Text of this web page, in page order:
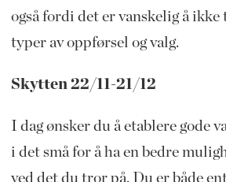
også fordi det er vanskelig å ikke
typer av oppførsel og valg.
Skytten 22/11-21/12
I dag ønsker du å etablere gode
i det små for å ha en bedre
ved det du tror på. Du er både